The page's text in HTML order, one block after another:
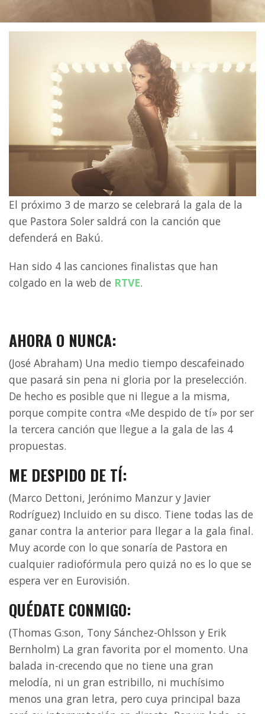
El próximo 3 de marzo se celebrará la gala de la
que Pastora Soler saldrá con la canción que
defenderá en Bakú.
Han sido 4 las canciones finalistas que han
colgado en la web de RTVE.
AHORA O NUNCA:
(José Abraham) Una medio tiempo descafeinado
que pasará sin pena ni gloria por la preselección.
De hecho es posible que ni llegue a la misma,
porque compite contra «Me despido de tí» por ser
la tercera canción que llegue a la gala de las 4
propuestas.
ME DESPIDO DE TÍ:
(Marco Dettoni, Jerónimo Manzur y Javier
Rodríguez) Incluido en su disco. Tiene todas las de
ganar contra la anterior para llegar a la gala final.
Muy acorde con lo que sonaría de Pastora en
cualquier radiofórmula pero quizá no es lo que se
espera ver en Eurovisión.
QUÉDATE CONMIGO:
(Thomas G:son, Tony Sánchez-Ohlsson y Erik
Bernholm) La gran favorita por el momento. Una
balada in-crecendo que no tiene una gran
melodía, ni un gran estribillo, ni muchísimo
menos una gran letra, pero cuya principal baza